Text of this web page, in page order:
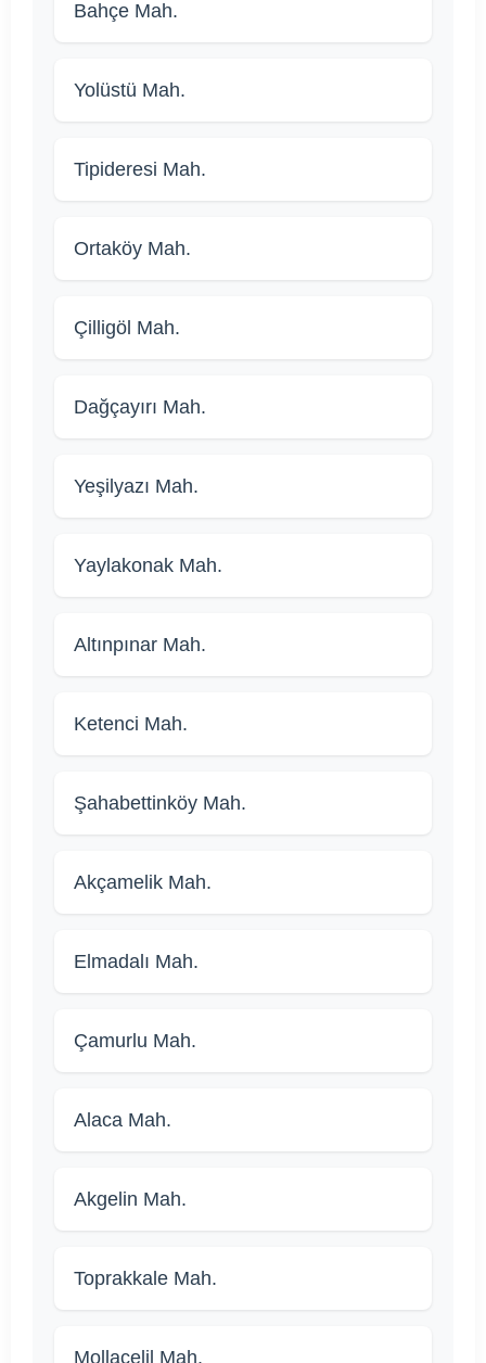
Bahçe Mah.
Yolüstü Mah.
Tipideresi Mah.
Ortaköy Mah.
Çilligöl Mah.
Dağçayırı Mah.
Yeşilyazı Mah.
Yaylakonak Mah.
Altınpınar Mah.
Ketenci Mah.
Şahabettinköy Mah.
Akçamelik Mah.
Elmadalı Mah.
Çamurlu Mah.
Alaca Mah.
Akgelin Mah.
Toprakkale Mah.
Mollacelil Mah.